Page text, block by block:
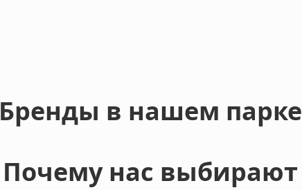
Бренды в нашем парке
Почему нас выбирают